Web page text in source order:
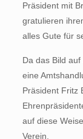
Präsident mit
gratulieren
alles Gute für
Da das Bild
eine
Präsident Fritz
auf diese
Verein.